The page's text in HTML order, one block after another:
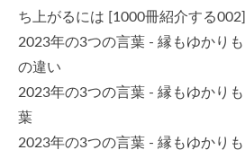
ち上がるには [1000冊紹介する002]
2023年の3つの言葉 - 縁もゆかりも
の違い
2023年の3つの言葉 - 縁もゆかりも
葉
2023年の3つの言葉 - 縁もゆかりも